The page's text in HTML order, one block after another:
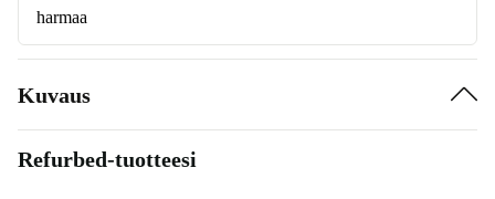
harmaa
Kuvaus
Refurbed-tuotteesi